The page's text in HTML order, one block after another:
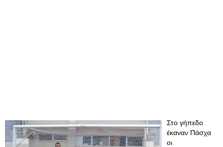
Στο γήπεδο
έκαναν Πάσχα
οι